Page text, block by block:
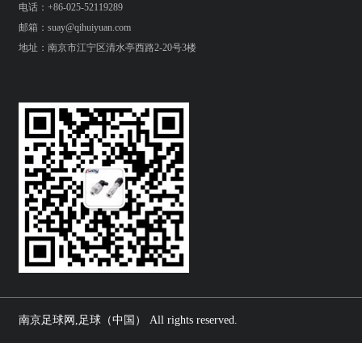
电话：+86-025-52119289
邮箱：suay@qihuiyuan.com
地址：南京市江宁区清水亭西路2-20号3楼
南京足球网,足球（中国） All rights reserved.